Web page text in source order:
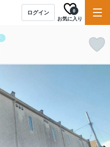
ログイン
お気に入り
0